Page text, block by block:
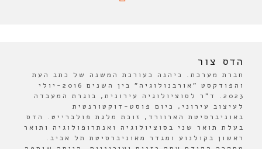
הדס צור
חברת מערכת. כיהנה כעורכת המשנה של כתב העת
והפודקסט "אורבנולוגיה" בין השנים 2016-יולי
2023. ד"ר לסוציולוגיה עירונית, בוגרת המעבדה
לעיצוב עירוני, כיום פוסט-דוקטורנטית
באוניברסיטת הארוורד, זוכת מלגת פולברייט. הדס
בעלת תואר שני בסוציולוגיה ואנתרופולוגיה ותואר
ראשון בקולנוע ומגדר מאוניברסיטת תל אביב.